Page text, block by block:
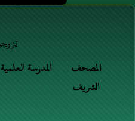
المدرسة العلمية
المصحف
الشريف